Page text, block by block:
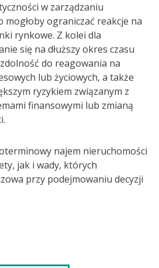
w zarządzaniu
mogłoby ograniczać reakcje na
rynkowe. Z kolei dla
się na dłuższy okres czasu
do reagowania na
lub życiowych, a także
ryzykiem związanym z
finansowymi lub zmianą
najem nieruchomości
jak i wady, których
przy podejmowaniu decyzji